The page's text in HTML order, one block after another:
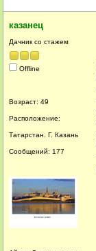
казанец
Дачник со стажем
Offline
Возраст: 49
Расположение:
Татарстан. Г. Казань
Сообщений: 177